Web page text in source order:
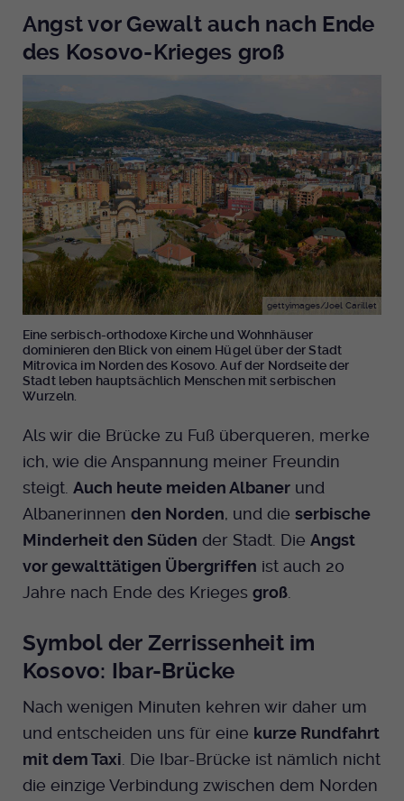
Angst vor Gewalt auch nach Ende
des Kosovo-Krieges groß
gettyimages/Joel Carillet
Eine serbisch-orthodoxe Kirche und Wohnhäuser
dominieren den Blick von einem Hügel über der Stadt
Mitrovica im Norden des Kosovo. Auf der Nordseite der
Stadt leben hauptsächlich Menschen mit serbischen
Wurzeln.
Als wir die Brücke zu Fuß überqueren, merke
ich, wie die Anspannung meiner Freundin
steigt. Auch heute meiden Albaner und
Albanerinnen den Norden, und die serbische
Minderheit den Süden der Stadt. Die Angst
vor gewalttätigen Übergriffen ist auch 20
Jahre nach Ende des Krieges groß
Symbol der Zerrissenheit im
Kosovo: Ibar-Brücke
Nach wenigen Minuten kehren wir daher um
und entscheiden uns für eine kurze Rundfahrt
mit dem Taxi. Die Ibar-Brücke ist nämlich nicht
die einzige Verbindung zwischen dem Norden